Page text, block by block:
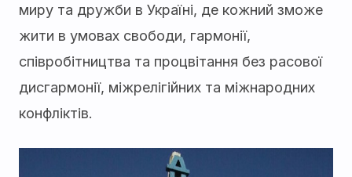
миру та дружби в Україні, де кожний зможе
жити в умовах свободи, гармонії,
співробітництва та процвітання без расової
дисгармонії, міжрелігійних та міжнародних
конфліктів.